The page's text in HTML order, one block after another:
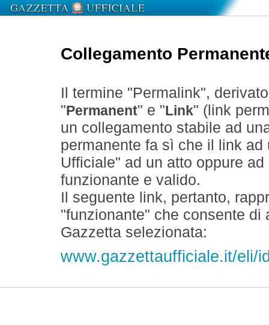
Collegamento
Il termine "Permalink",
" Permanent" e " Link" (link
un collegamento stabile ad
permanente fa sì che il link
Ufficiale" ad un atto oppure
funzionante e valido.
Il seguente link, pertanto,
"funzionante" che consente
Gazzetta selezionata:
www.gazzettaufficiale.it/eli/